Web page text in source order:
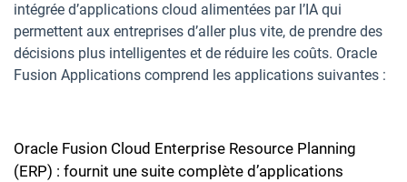
intégrée d’applications cloud alimentées par l’IA qui
permettent aux entreprises d’aller plus vite, de prendre des
décisions plus intelligentes et de réduire les coûts. Oracle
Fusion Applications comprend les applications suivantes :
Oracle Fusion Cloud Enterprise Resource Planning
(ERP) : fournit une suite complète d’applications